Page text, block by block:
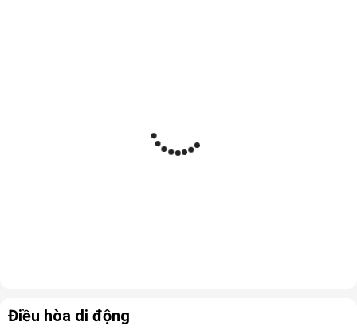
Điều hòa di động